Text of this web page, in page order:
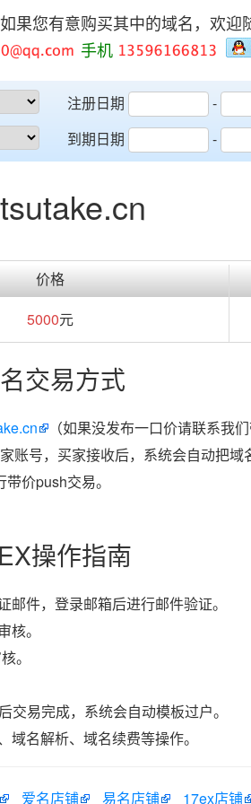
果您有意购买其中的域名，欢迎
手机
注册日期
-
到期日期
-
价格
5000元
交易方式
（如果没发布一口价请联系我们
号，买家接收后，系统会自动把域
价push交易。
操作指南
件，登录邮箱后进行邮件验证。
核。
。
交易完成，系统会自动模板过户。
域名解析、域名续费等操作。
爱名店铺 易名店铺 17ex店铺